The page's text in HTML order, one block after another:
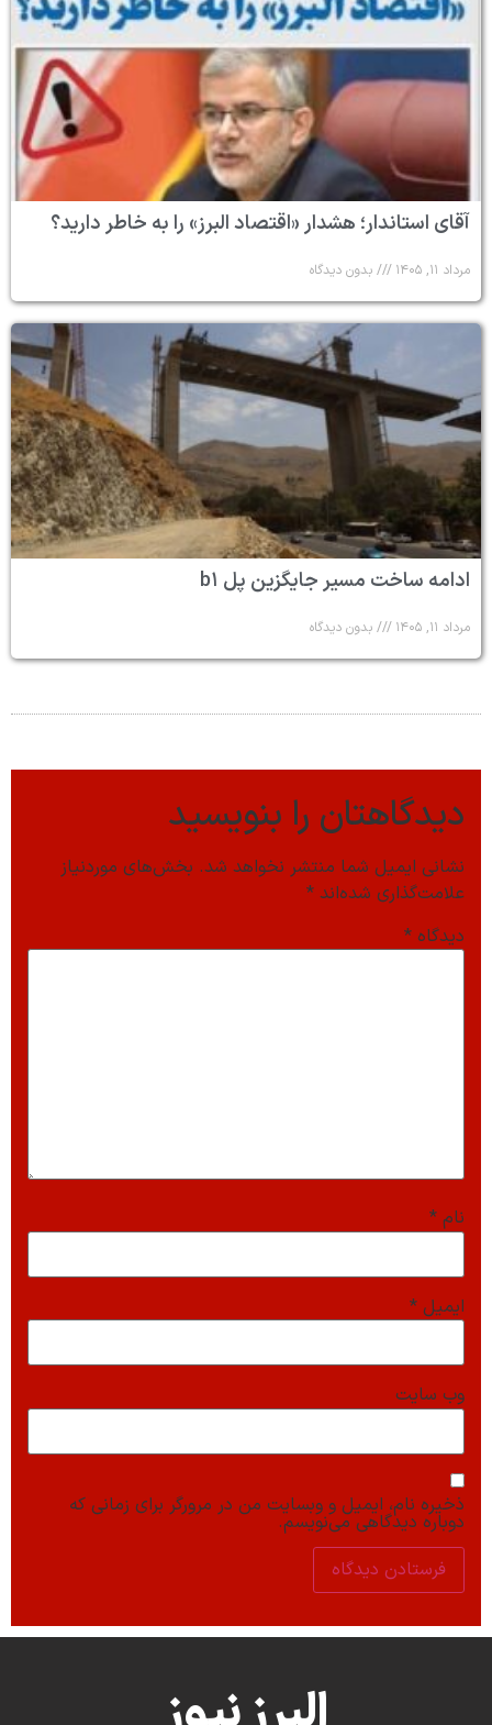
آقای استاندار؛ هشدار «اقتصاد البرز» را به خاطر دارید؟
مرداد ۱۱, ۱۴۰۵ بدون دیدگاه
ادامه ساخت مسیر جایگزین پل b۱
مرداد ۱۱, ۱۴۰۵ بدون دیدگاه
دیدگاهتان را بنویسید
نشانی ایمیل شما منتشر نخواهد شد. بخش‌های موردنیاز
علامت‌گذاری شده‌اند *
دیدگاه *
نام *
ایمیل *
وب‌ سایت
ذخیره نام، ایمیل و وبسایت من در مرورگر برای زمانی که
دوباره دیدگاهی می‌نویسم.